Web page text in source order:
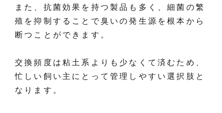
また、抗菌効果を持つ製品も多く、細菌の繁
殖を抑制することで臭いの発生源を根本から
断つことができます。
交換頻度は粘土系よりも少なくて済むため、
忙しい飼い主にとって管理しやすい選択肢と
なります。